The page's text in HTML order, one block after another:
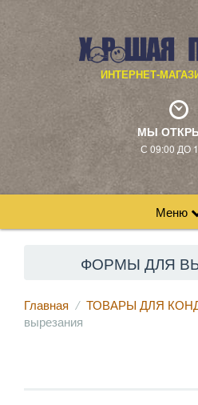
ИНТЕРНЕТ-
МЫ
С 09:00 ДО
Меню
ФОРМЫ ДЛЯ
Главная ТОВАРЫ ДЛЯ
вырезания